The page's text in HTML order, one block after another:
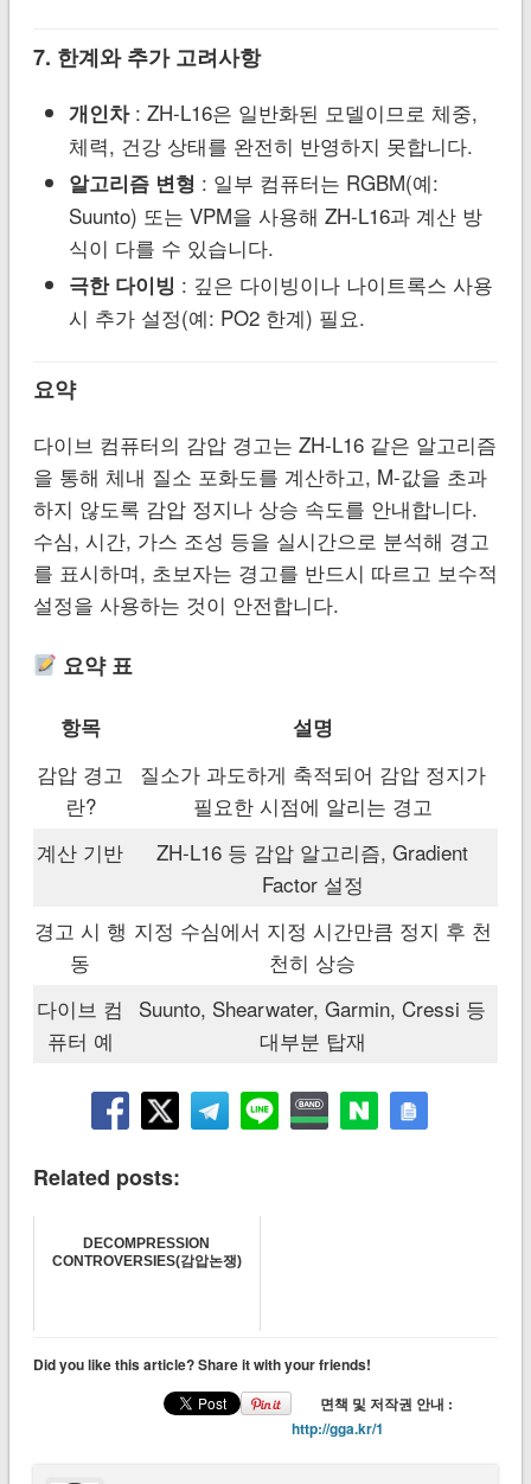
7. 한계와 추가 고려사항
개인차 : ZH-L16은 일반화된 모델이므로 체중,
체력, 건강 상태를 완전히 반영하지 못합니다.
알고리즘 변형 : 일부 컴퓨터는 RGBM(예:
Suunto) 또는 VPM을 사용해 ZH-L16과 계산 방
식이 다를 수 있습니다.
극한 다이빙 : 깊은 다이빙이나 나이트록스 사용
시 추가 설정(예: PO2 한계) 필요.
요약
다이브 컴퓨터의 감압 경고는 ZH-L16 같은 알고리즘
을 통해 체내 질소 포화도를 계산하고, M-값을 초과
하지 않도록 감압 정지나 상승 속도를 안내합니다.
수심, 시간, 가스 조성 등을 실시간으로 분석해 경고
를 표시하며, 초보자는 경고를 반드시 따르고 보수적
설정을 사용하는 것이 안전합니다.
요약 표
항목 설명
감압 경고
란?
질소가 과도하게 축적되어 감압 정지가
필요한 시점에 알리는 경고
계산 기반
ZH-L16 등 감압 알고리즘, Gradient
Factor 설정
경고 시 행
동
지정 수심에서 지정 시간만큼 정지 후 천
천히 상승
다이브 컴
퓨터 예
Suunto, Shearwater, Garmin, Cressi 등
대부분 탑재
Related posts:
DECOMPRESSION
CONTROVERSIES(감압논쟁)
Did you like this article? Share it with your friends!
면책 및 저작권 안내 :
http://gga.kr/1